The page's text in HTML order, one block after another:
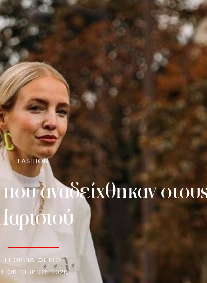
FASHION
αναδείχθηκαν
ΓΕΩΡΓΙΑ ΦΕΚΟΥ
ΟΚΤΩΒΡΊΟΥ 2020